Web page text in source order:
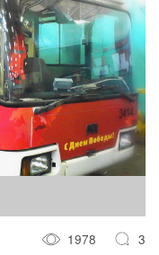
1978 3